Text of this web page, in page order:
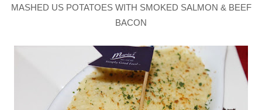
MASHED US POTATOES WITH SMOKED SALMON & BEEF
BACON